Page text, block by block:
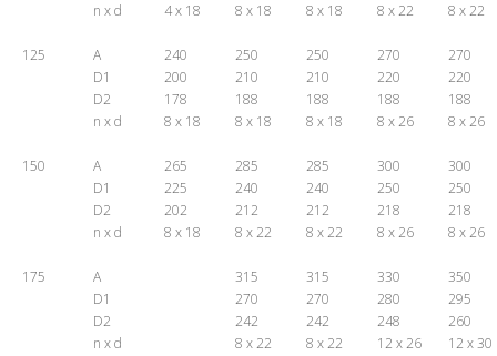
n x d
4 x 18 8 x 18 8 x 18 8 x 22 8 x 22
125 A 240 250 250 270
270
D1
200 210 210 220
220
D2
178 188 188 188
188
n x d
8 x 18 8 x 18 8 x 18 8 x 26 8 x 26
150 A 265 285 285 300
300
D1
225 240 240 250
250
D2
202 212 212 218
218
n x d
8 x 18 8 x 22 8 x 22 8 x 26 8 x 26
175 A 315 315 330
350
D1
270 270 280
295
D2
242 242 248
260
n x d
8 x 22 8 x 22 12 x 26 12 x 30